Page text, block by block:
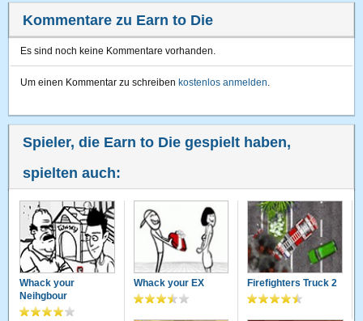
Kommentare zu Earn to Die
Es sind noch keine Kommentare vorhanden.
Um einen Kommentar zu schreiben kostenlos anmelden.
Spieler, die Earn to Die gespielt haben,
spielten auch:
Whack your
Neihgbour
Whack your EX Firefighters Truck 2